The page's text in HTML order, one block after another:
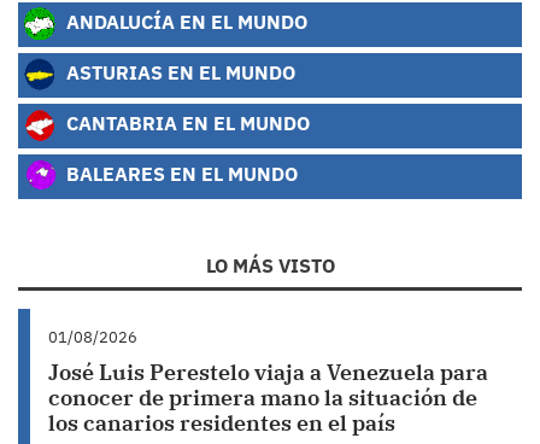
ANDALUCÍA EN EL MUNDO
ASTURIAS EN EL MUNDO
CANTABRIA EN EL MUNDO
BALEARES EN EL MUNDO
LO MÁS VISTO
01/08/2026
José Luis Perestelo viaja a Venezuela para
conocer de primera mano la situación de
los canarios residentes en el país